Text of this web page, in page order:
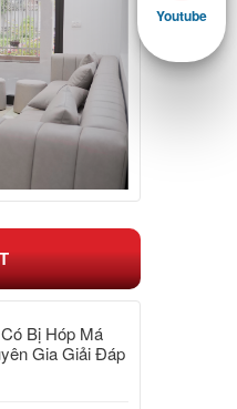
Bị Hóp Má
Gia Giải Đáp
Youtube